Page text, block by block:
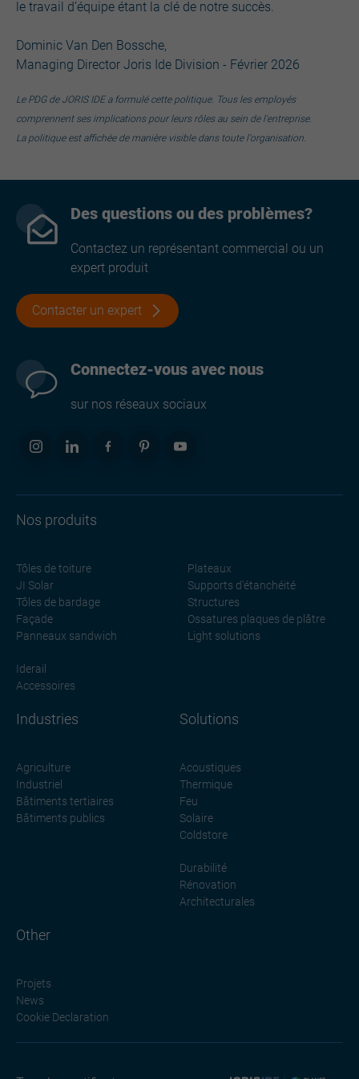
le travail d’équipe étant la clé de notre succès.
Dominic Van Den Bossche,
Managing Director Joris Ide Division - Février 2026
Le PDG de JORIS IDE a formulé cette politique. Tous les employés
comprennent ses implications pour leurs rôles au sein de l'entreprise.
La politique est affichée de manière visible dans toute l'organisation.
Des questions ou des problèmes?
Contactez un représentant commercial ou un
expert produit
Contacter un expert
Connectez-vous avec nous
sur nos réseaux sociaux
Nos produits
Tôles de toiture
JI Solar
Tôles de bardage
Façade
Panneaux sandwich
Plateaux
Supports d'étanchéité
Structures
Ossatures plaques de plâtre
Light solutions
Iderail
Accessoires
Industries
Agriculture
Industriel
Bâtiments tertiaires
Bâtiments publics
Solutions
Acoustiques
Thermique
Feu
Solaire
Coldstore
Durabilité
Rénovation
Architecturales
Other
Projets
News
Cookie Declaration